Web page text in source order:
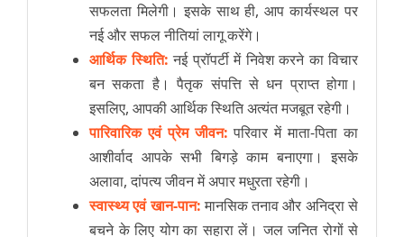
सफलता मिलेगी। इसके साथ ही, आप कार्यस्थल पर
नई और सफल नीतियां लागू करेंगे।
आर्थिक स्थिति: नई प्रॉपर्टी में निवेश करने का विचार
बन सकता है। पैतृक संपत्ति से धन प्राप्त होगा।
इसलिए, आपकी आर्थिक स्थिति अत्यंत मजबूत रहेगी।
पारिवारिक एवं प्रेम जीवन: परिवार में माता-पिता का
आशीर्वाद आपके सभी बिगड़े काम बनाएगा। इसके
अलावा, दांपत्य जीवन में अपार मधुरता रहेगी।
स्वास्थ्य एवं खान-पान:मानसिक तनाव और अनिद्रा से
बचने के लिए योग का सहारा लें। जल जनित रोगों से